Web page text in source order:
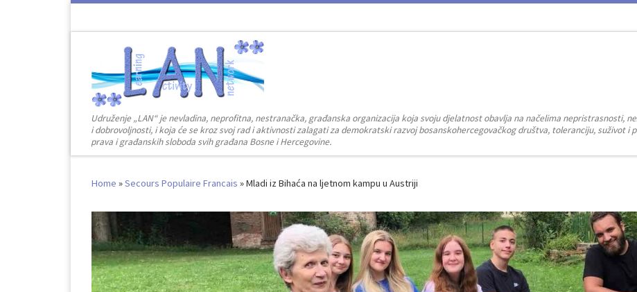
Udruženje „LAN“ je nevladina, neprofitna, nestranačka, građanska organizacija koja svoju djelatnost obavlja na načelima nepristrasnosti,
i dobrovoljnosti, i koja će se kroz svoj rad i aktivnosti zalagati za demokratski razvoj bosanskohercegovačkog društva, toleranciju, suživot i
prava i građanskih sloboda svih građana Bosne i Hercegovine.
Home »Secours Populaire Francais »Mladi iz Bihaća na ljetnom kampu u Austriji